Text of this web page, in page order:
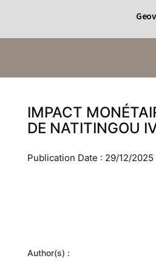
IMPACT
DE NATITINGOU
Publication Date : 29/12/2025
Author(s) :